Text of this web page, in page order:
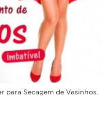
para Secagem de Vasinhos.